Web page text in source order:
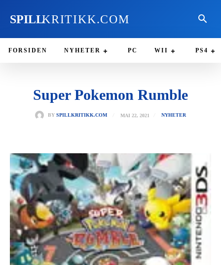
SPILLKRITIKK.COM
FORSIDEN NYHETER PC WII PS4
Super Pokemon Rumble
BY SPILLKRITIKK.COM MAI 22, 2021 NYHETER